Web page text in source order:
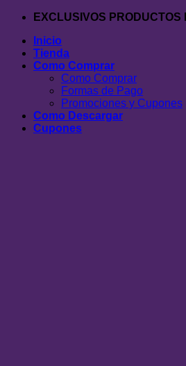
Saltar
contenido
EXCLUSIVOS
Inicio
Tienda
Como Comprar
Como Comprar
Formas de Pago
Promociones y Cupones
Como Descargar
Cupones